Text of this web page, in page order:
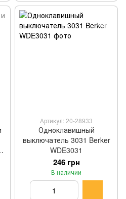
Артикул: 20-28933
Одноклавишный
выключатель 3031 Berker
WDE3031
246 грн
В наличии